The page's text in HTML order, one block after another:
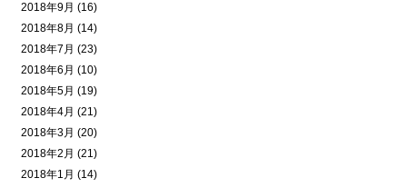
2018年9月 (16)
2018年8月 (14)
2018年7月 (23)
2018年6月 (10)
2018年5月 (19)
2018年4月 (21)
2018年3月 (20)
2018年2月 (21)
2018年1月 (14)